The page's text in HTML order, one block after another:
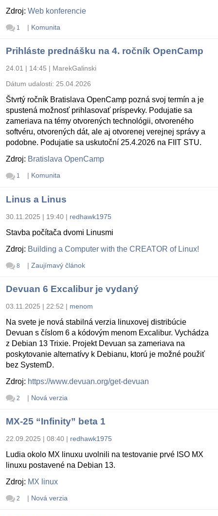
Zdroj: Web konferencie
1 | Komunita
Prihláste prednášku na 4. ročník OpenCamp
24.01 | 14:45 | MarekGalinski
Dátum udalosti: 25.04.2026
Štvrtý ročník Bratislava OpenCamp pozná svoj termín a je
spustená možnosť prihlasovať príspevky. Podujatie sa
zameriava na témy otvorených technológii, otvoreného
softvéru, otvorených dát, ale aj otvorenej verejnej správy a
podobne. Podujatie sa uskutoční 25.4.2026 na FIIT STU.
Zdroj: Bratislava OpenCamp
1 | Komunita
Linus a Linus
30.11.2025 | 19:40 | redhawk1975
Stavba počítača dvomi Linusmi
Zdroj: Building a Computer with the CREATOR of Linux!
8 | Zaujímavý článok
Devuan 6 Excalibur je vydaný
03.11.2025 | 22:52 | menom
Na svete je nová stabilná verzia linuxovej distribúcie
Devuan s číslom 6 a kódovým menom Excalibur. Vychádza
z Debian 13 Trixie. Projekt Devuan sa zameriava na
poskytovanie alternatívy k Debianu, ktorú je možné použiť
bez SystemD.
Zdroj: https://www.devuan.org/get-devuan
2 | Nová verzia
MX-25 “Infinity” beta 1
22.09.2025 | 08:40 | redhawk1975
Ludia okolo MX linuxu uvolnili na testovanie prvé ISO MX
linuxu postavené na Debian 13.
Zdroj: MX linux
2 | Nová verzia